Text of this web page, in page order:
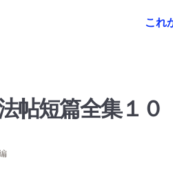
これ
帖短篇全集１０